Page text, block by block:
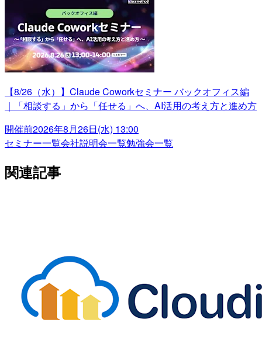
【8/26（水）】Claude Coworkセミナー バックオフィス編
｜「相談する」から「任せる」へ、AI活用の考え方と進め方
開催前2026年8月26日(水) 13:00
セミナー一覧会社説明会一覧勉強会一覧
関連記事